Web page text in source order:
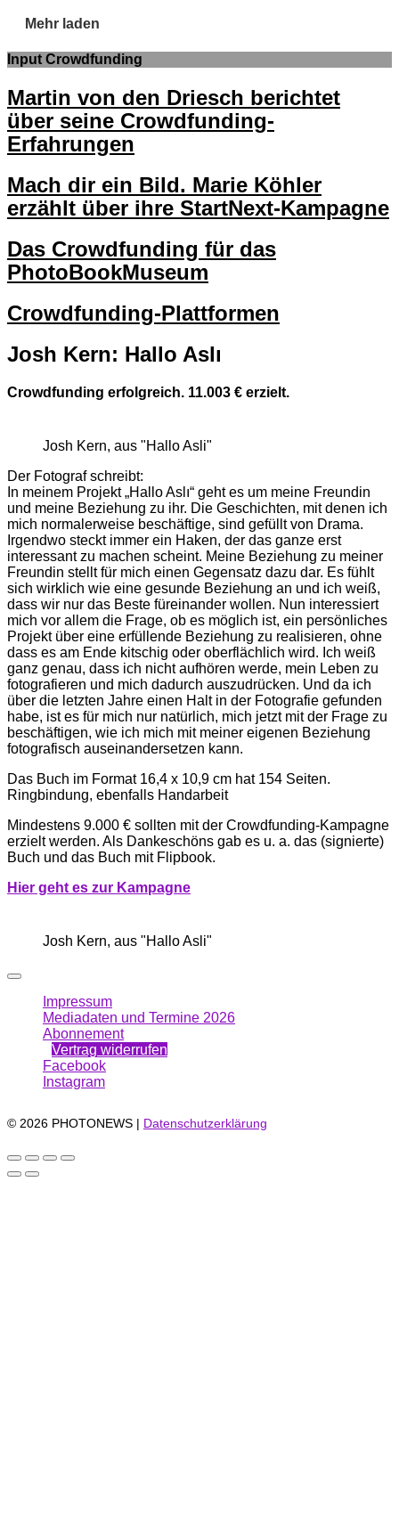
Mehr laden
Input Crowdfunding
Martin von den Driesch berichtet
über seine Crowdfunding-
Erfahrungen
Mach dir ein Bild. Marie Köhler
erzählt über ihre StartNext-Kampagne
Das Crowdfunding für das
PhotoBookMuseum
Crowdfunding-Plattformen
Josh Kern: Hallo Aslı
Crowdfunding erfolgreich. 11.003 € erzielt.
Josh Kern, aus "Hallo Asli"
Der Fotograf schreibt:
In meinem Projekt „Hallo Aslı“ geht es um meine Freundin
und meine Beziehung zu ihr. Die Geschichten, mit denen ich
mich normalerweise beschäftige, sind gefüllt von Drama.
Irgendwo steckt immer ein Haken, der das ganze erst
interessant zu machen scheint. Meine Beziehung zu meiner
Freundin stellt für mich einen Gegensatz dazu dar. Es fühlt
sich wirklich wie eine gesunde Beziehung an und ich weiß,
dass wir nur das Beste füreinander wollen. Nun interessiert
mich vor allem die Frage, ob es möglich ist, ein persönliches
Projekt über eine erfüllende Beziehung zu realisieren, ohne
dass es am Ende kitschig oder oberflächlich wird. Ich weiß
ganz genau, dass ich nicht aufhören werde, mein Leben zu
fotografieren und mich dadurch auszudrücken. Und da ich
über die letzten Jahre einen Halt in der Fotografie gefunden
habe, ist es für mich nur natürlich, mich jetzt mit der Frage zu
beschäftigen, wie ich mich mit meiner eigenen Beziehung
fotografisch auseinandersetzen kann.
Das Buch im Format 16,4 x 10,9 cm hat 154 Seiten.
Ringbindung, ebenfalls Handarbeit
Mindestens 9.000 € sollten mit der Crowdfunding-Kampagne
erzielt werden. Als Dankeschöns gab es u. a. das (signierte)
Buch und das Buch mit Flipbook.
Hier geht es zur Kampagne
Josh Kern, aus "Hallo Asli"
Impressum
Mediadaten und Termine 2026
Abonnement
Vertrag widerrufen
Facebook
Instagram
© 2026 PHOTONEWS | Datenschutzerklärung